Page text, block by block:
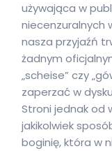
używająca w
niecenzuralnych
nasza przyjaźń
żadnym
„scheise” czy
zaperzać w
Stroni jednak od
jakikolwiek
boginię, która w